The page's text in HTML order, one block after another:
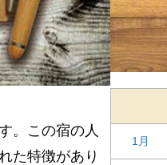
。この宿の人
た特徴があり
1月